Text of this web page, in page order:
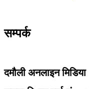
सम्पर्क
दमौली अनलाइन मिडिया